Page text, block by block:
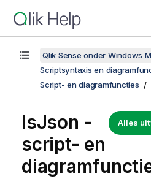
Qlik Sense onder Windows
Scriptsyntaxis en
Script- en diagramfuncties
Alles
IsJson -
script- en